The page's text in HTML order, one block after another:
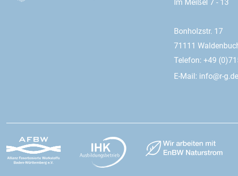
Im Meißel 7 - 13
Bonholzstr. 17
71111
Telefon: +49
E-Mail: info@r-g.de